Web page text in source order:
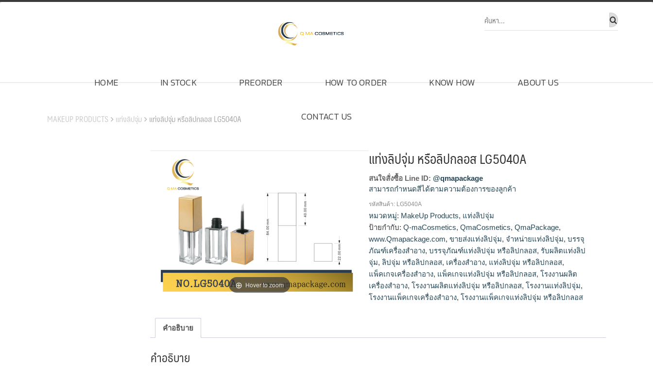
Skip
HOME IN STOCK PREORDER HOW TO ORDER KNOW HOW ABOUT US
CONTACT US
MAKEUP PRODUCTS แท่งลิปจุ่ม แท่งลิปจุ่ม หรือลิปกลอส LG5040A
Hover to zoom
แท่งลิปจุ่ม หรือลิปกลอส LG5040A
สนใจสั่งซื้อ Line ID: @qmapackage
สามารถกำหนดสีได้ตามความต้องการของลูกค้า
โรงงานแท่งลิปจุ่ม,รับผลิตแท่งลิปจุ่ม,ขายส่งแท่งลิปจุ่ม,จำหน่ายแท่งลิป
รหัสสินค้า: LG5040A
หมวดหมู่: MakeUp Products, แท่งลิปจุ่ม
ป้ายกำกับ:Q-maCosmetics,QmaCosmetics,QmaPackage,
www.Qmapackage.com,ขายส่งแท่งลิปจุ่ม, จำหน่ายแท่งลิปจุ่ม,บรรจุ
ภัณฑ์เครื่องสำอาง,บรรจุภัณฑ์แท่งลิปจุ่ม หรือลิปกลอส, รับผลิตแท่งลิป
จุ่ม, ลิปจุ่ม หรือลิปกลอส, เครื่องสำอาง, แท่งลิปจุ่ม หรือลิปกลอส,
แพ็คเกจเครื่องสำอาง, แพ็คเกจแท่งลิปจุ่ม หรือลิปกลอส,โรงงานผลิต
เครื่องสำอาง,โรงงานผลิตแท่งลิปจุ่ม หรือลิปกลอส,โรงงานแท่งลิปจุ่ม,
โรงงานแพ็คเกจเครื่องสำอาง,โรงงานแพ็คเกจแท่งลิปจุ่ม หรือลิปกลอส
คำอธิบาย
คำอธิบาย